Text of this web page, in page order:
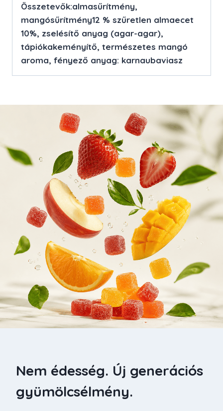
Összetevők:almasűrítmény,
mangósűrítmény12 % szűretlen almaecet
10%, zselésítő anyag (agar-agar),
tápiókakeményítő, természetes mangó
aroma, fényező anyag: karnaubaviasz
Nem édesség. Új generációs
gyümölcsélmény.